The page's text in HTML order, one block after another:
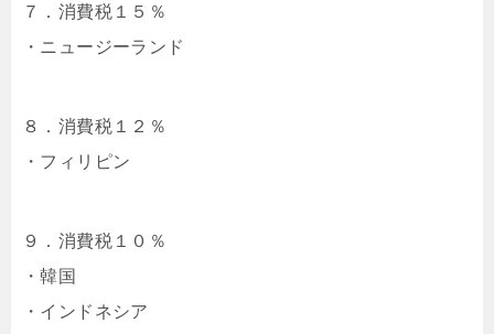
７．消費税１５％
・ニュージーランド
８．消費税１２％
・フィリピン
９．消費税１０％
・韓国
・インドネシア